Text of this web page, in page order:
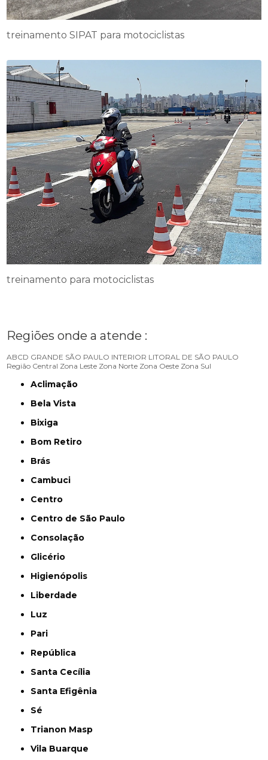
treinamento SIPAT para motociclistas
treinamento para motociclistas
Regiões onde a atende :
ABCD GRANDE SÃO PAULO INTERIOR LITORAL DE SÃO PAULO
Região Central Zona Leste Zona Norte Zona Oeste Zona Sul
Aclimação
Bela Vista
Bixiga
Bom Retiro
Brás
Cambuci
Centro
Centro de São Paulo
Consolação
Glicério
Higienópolis
Liberdade
Luz
Pari
República
Santa Cecília
Santa Efigênia
Sé
Trianon Masp
Vila Buarque